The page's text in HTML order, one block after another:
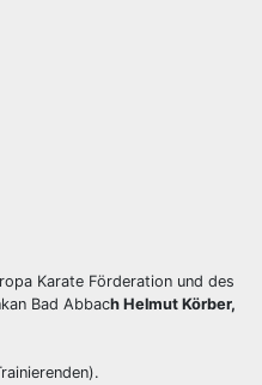
Karate Förderation und des
Bad Abbach Helmut Körber,